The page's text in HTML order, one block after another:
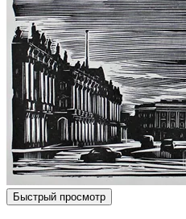
Быстрый просмотр